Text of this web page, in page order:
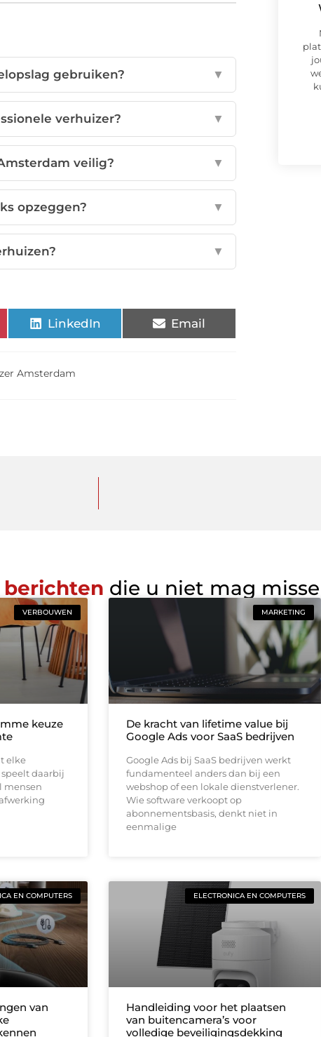
gebruiken? ▼
verhuizer? ▼
veilig? ▼
opzeggen? ▼
▼
LinkedIn Email
Amsterdam
berichten die u niet mag
VERBOUWEN
keuze
elke
daarbij
mensen
MARKETING
De kracht van lifetime value bij
Google Ads voor SaaS bedrijven
Google Ads bij SaaS bedrijven werkt
fundamenteel anders dan bij een
webshop of een lokale dienstverlener.
Wie software verkoopt op
abonnementsbasis, denkt niet in
eenmalige
EN COMPUTERS
van
ELECTRONICA EN COMPUTERS
Handleiding voor het plaatsen
van buitencamera’s voor
volledige beveiligingsdekking